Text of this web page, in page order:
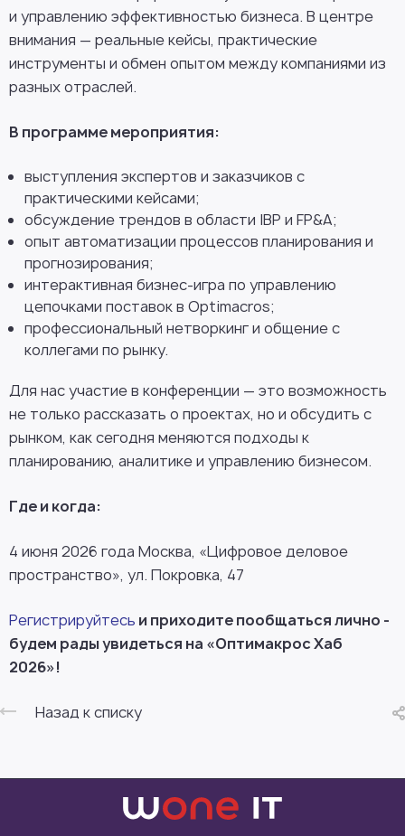
и управлению эффективностью бизнеса. В центре
внимания — реальные кейсы, практические
инструменты и обмен опытом между компаниями из
разных отраслей.
В программе мероприятия:
выступления экспертов и заказчиков с
практическими кейсами;
обсуждение трендов в области IBP и FP&A;
опыт автоматизации процессов планирования и
прогнозирования;
интерактивная бизнес-игра по управлению
цепочками поставок в Optimacros;
профессиональный нетворкинг и общение с
коллегами по рынку.
Для нас участие в конференции — это возможность
не только рассказать о проектах, но и обсудить с
рынком, как сегодня меняются подходы к
планированию, аналитике и управлению бизнесом.
Где и когда:
4 июня 2026 года Москва, «Цифровое деловое
пространство», ул. Покровка, 47
Регистрируйтесь и приходите пообщаться лично -
будем рады увидеться на «Оптимакрос Хаб
2026»!
Назад к списку